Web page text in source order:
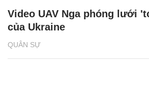
QUÂN SỰ
Video UAV Nga phóng lưới
của Ukraine